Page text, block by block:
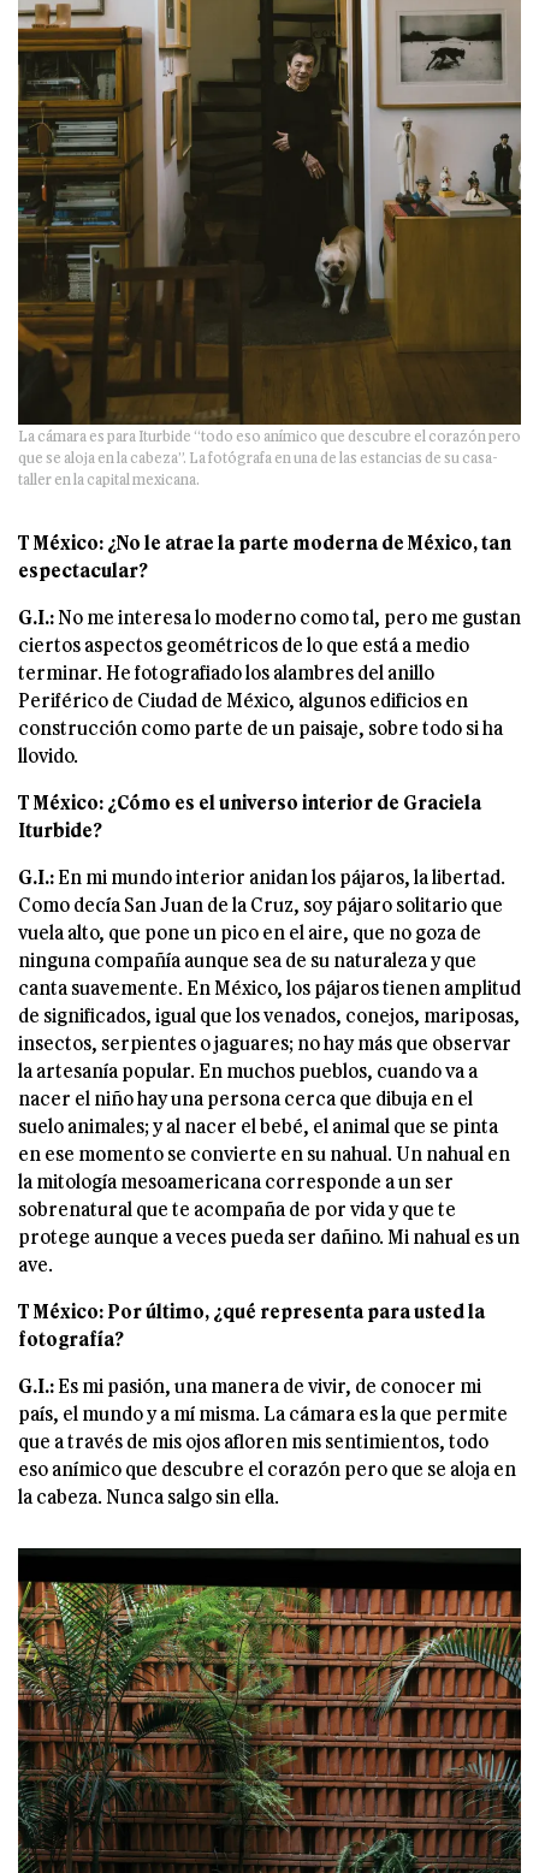
La cámara es para Iturbide “todo eso anímico que descubre el corazón pero
que se aloja en la cabeza”. La fotógrafa en una de las estancias de su casa-
taller en la capital mexicana.
T México: ¿No le atrae la parte moderna de México, tan
espectacular?
G.I.: No me interesa lo moderno como tal, pero me gustan
ciertos aspectos geométricos de lo que está a medio
terminar. He fotografiado los alambres del anillo
Periférico de Ciudad de México, algunos edificios en
construcción como parte de un paisaje, sobre todo si ha
llovido.
T México: ¿Cómo es el universo interior de Graciela
Iturbide?
G.I.: En mi mundo interior anidan los pájaros, la libertad.
Como decía San Juan de la Cruz, soy pájaro solitario que
vuela alto, que pone un pico en el aire, que no goza de
ninguna compañía aunque sea de su naturaleza y que
canta suavemente. En México, los pájaros tienen amplitud
de significados, igual que los venados, conejos, mariposas,
insectos, serpientes o jaguares; no hay más que observar
la artesanía popular. En muchos pueblos, cuando va a
nacer el niño hay una persona cerca que dibuja en el
suelo animales; y al nacer el bebé, el animal que se pinta
en ese momento se convierte en su nahual. Un nahual en
la mitología mesoamericana corresponde a un ser
sobrenatural que te acompaña de por vida y que te
protege aunque a veces pueda ser dañino. Mi nahual es un
ave.
T México: Por último, ¿qué representa para usted la
fotografía?
G.I.: Es mi pasión, una manera de vivir, de conocer mi
país, el mundo y a mí misma. La cámara es la que permite
que a través de mis ojos afloren mis sentimientos, todo
eso anímico que descubre el corazón pero que se aloja en
la cabeza. Nunca salgo sin ella.